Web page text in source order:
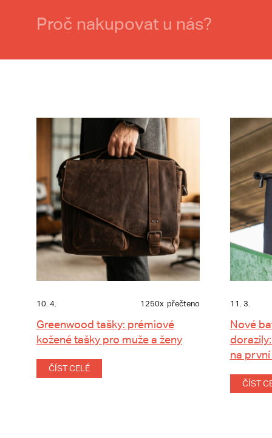
Proč nakupovat u nás?
10. 4. 1250x přečteno
Greenwood tašky: prémiové
kožené tašky pro muže a ženy
ČÍST CELÉ
11. 3.
Nové
na
ČÍST